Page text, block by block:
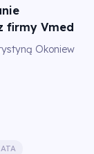
firmy Vmed
Okoniew